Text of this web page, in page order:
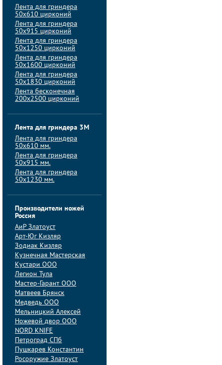
Лента для гриндера
50х610 цирконий
Лента для гриндера
50х915 цирконий
Лента для гриндера
50х1250 цирконий
Лента для гриндера
50х1600 цирконий
Лента для гриндера
50x1830 цирконий
Лента бесконечная
200х2500 цирконий
Лента для гриндера 3M
Лента для гриндера
50x610 мм.
Лента для гриндера
50x915 мм.
Лента для гриндера
50x1230 мм.
Производители ножей
Россия
АиP Златоуст
Арт-Юг Кизляр
Зодиак Кизляр
Кузнечная Мастерская
Кустари ООО
Легион Тула
Мастер-Гарант ООО
Матвеев Брянск
Медведь ООО
Мельницкий Алексей
Ножевой двор ООО
NORD KNIFE
Петроград СПб
Пушкарев Константин
Росоружие Златоуст